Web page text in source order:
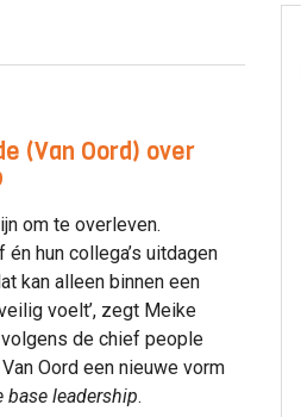
(Van Oord) over
om te overleven.
hun collega’s uitdagen
kan alleen binnen een
voelt’, zegt Meike
de chief people
Oord een nieuwe vorm
base leadership.